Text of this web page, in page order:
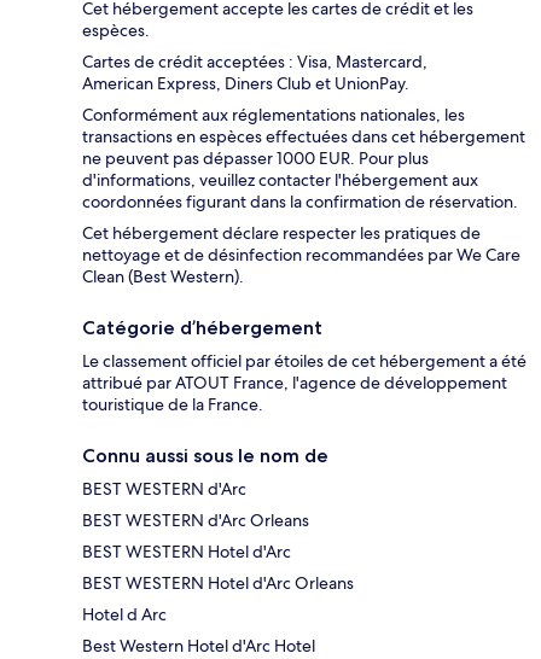
Cet hébergement accepte les cartes de crédit et les
espèces.
Cartes de crédit acceptées : Visa, Mastercard,
American Express, Diners Club et UnionPay.
Conformément aux réglementations nationales, les
transactions en espèces effectuées dans cet hébergement
ne peuvent pas dépasser 1000 EUR. Pour plus
d'informations, veuillez contacter l'hébergement aux
coordonnées figurant dans la confirmation de réservation.
Cet hébergement déclare respecter les pratiques de
nettoyage et de désinfection recommandées par We Care
Clean (Best Western).
Catégorie d’hébergement
Le classement officiel par étoiles de cet hébergement a été
attribué par ATOUT France, l'agence de développement
touristique de la France.
Connu aussi sous le nom de
BEST WESTERN d'Arc
BEST WESTERN d'Arc Orleans
BEST WESTERN Hotel d'Arc
BEST WESTERN Hotel d'Arc Orleans
Hotel d Arc
Best Western Hotel d'Arc Hotel